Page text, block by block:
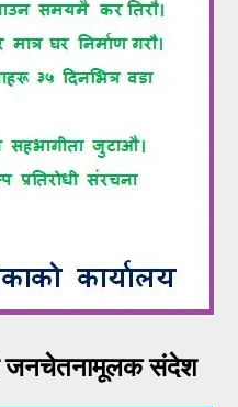
जनचेतनामूलक संदेश